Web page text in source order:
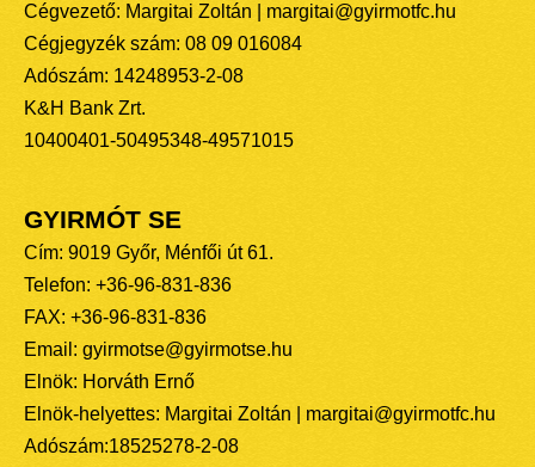
Cégvezető: Margitai Zoltán | margitai@gyirmotfc.hu
Cégjegyzék szám: 08 09 016084
Adószám: 14248953-2-08
K&H Bank Zrt.
10400401-50495348-49571015
GYIRMÓT SE
Cím: 9019 Győr, Ménfői út 61.
Telefon: +36-96-831-836
FAX: +36-96-831-836
Email: gyirmotse@gyirmotse.hu
Elnök: Horváth Ernő
Elnök-helyettes: Margitai Zoltán | margitai@gyirmotfc.hu
Adószám:18525278-2-08